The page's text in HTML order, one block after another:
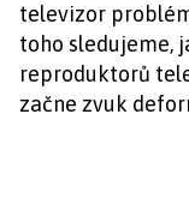
televizor
toho sledujeme,
reproduktorů
začne zvuk